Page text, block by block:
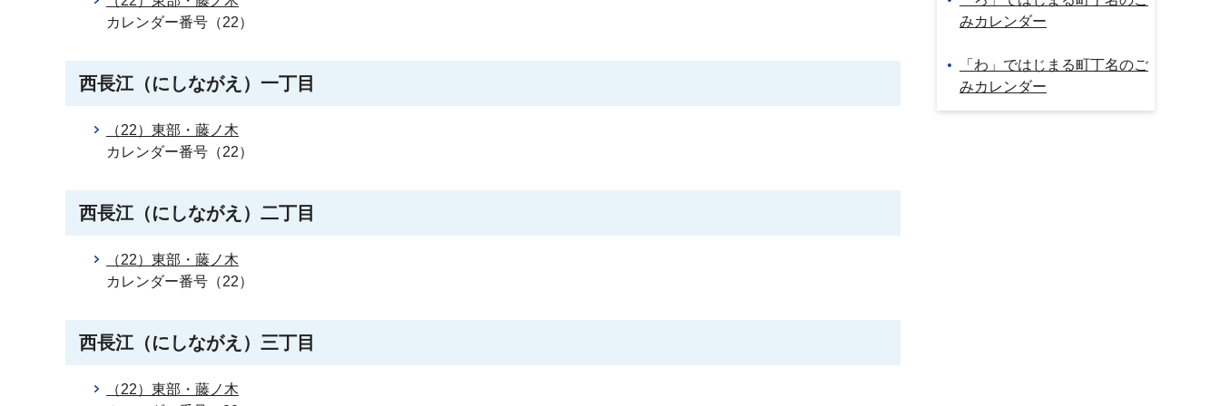
カレンダー番号（22）
西長江（にしながえ）一丁目
（22）東部・藤ノ木
カレンダー番号（22）
西長江（にしながえ）二丁目
（22）東部・藤ノ木
カレンダー番号（22）
西長江（にしながえ）三丁目
（22）東部・藤ノ木
みカレンダー
「わ」ではじまる町丁名のご
みカレンダー